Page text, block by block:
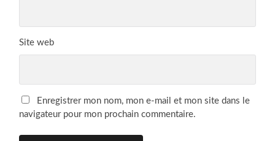
Site web
Enregistrer mon nom, mon e-mail et mon site dans le
navigateur pour mon prochain commentaire.